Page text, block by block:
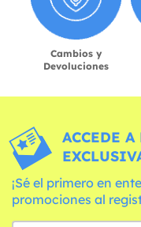
Cambios y
Devoluciones
ACCEDE
¡Sé el primero en
promociones al